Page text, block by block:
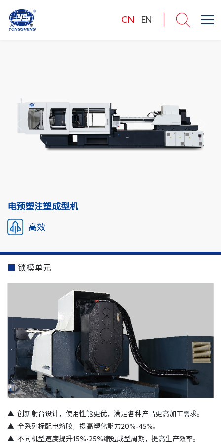
CN EN
电预塑注塑成型机
高效
锁模单元
▲ 创新射台设计，使用性能更优，满足各种产品更高加工需求。
▲ 全系列标配电熔胶，提高塑化能力20%-45%。
▲ 不同机型速度提升15%-25%缩短成型周期，提高生产效率。